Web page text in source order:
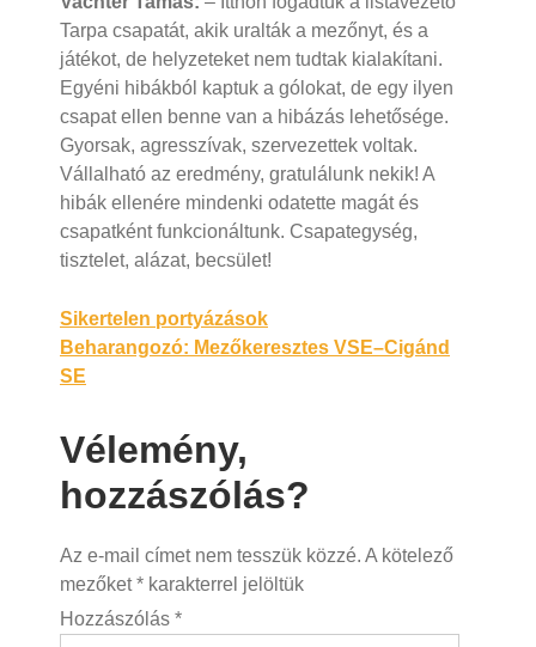
Tarpa csapatát, akik uralták a mezőnyt, és a
játékot, de helyzeteket nem tudtak kialakítani.
Egyéni hibákból kaptuk a gólokat, de egy ilyen
csapat ellen benne van a hibázás lehetősége.
Gyorsak, agresszívak, szervezettek voltak.
Vállalható az eredmény, gratulálunk nekik! A
hibák ellenére mindenki odatette magát és
csapatként funkcionáltunk. Csapategység,
tisztelet, alázat, becsület!
Bejegyzés
navigáció
Sikertelen portyázások
Beharangozó: Mezőkeresztes VSE–Cigánd
SE
Vélemény,
hozzászólás?
Az e-mail címet nem tesszük közzé. A kötelező
mezőket* karakterrel jelöltük
Hozzászólás *